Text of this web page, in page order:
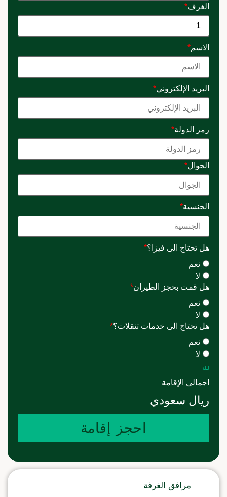
مرافق الغرفة
الغرف*
الاسم*
البريد الإلكتروني*
رمز الدولة*
الجوال*
الجنسية*
هل تحتاج الى فيزا؟*
نعم
لا
هل قمت بحجز الطيران*
نعم
لا
هل تحتاج الى خدمات تنقلات؟*
نعم
لا
ليلة
اجمالى الإقامة
ريال سعودي
احجز إقامة